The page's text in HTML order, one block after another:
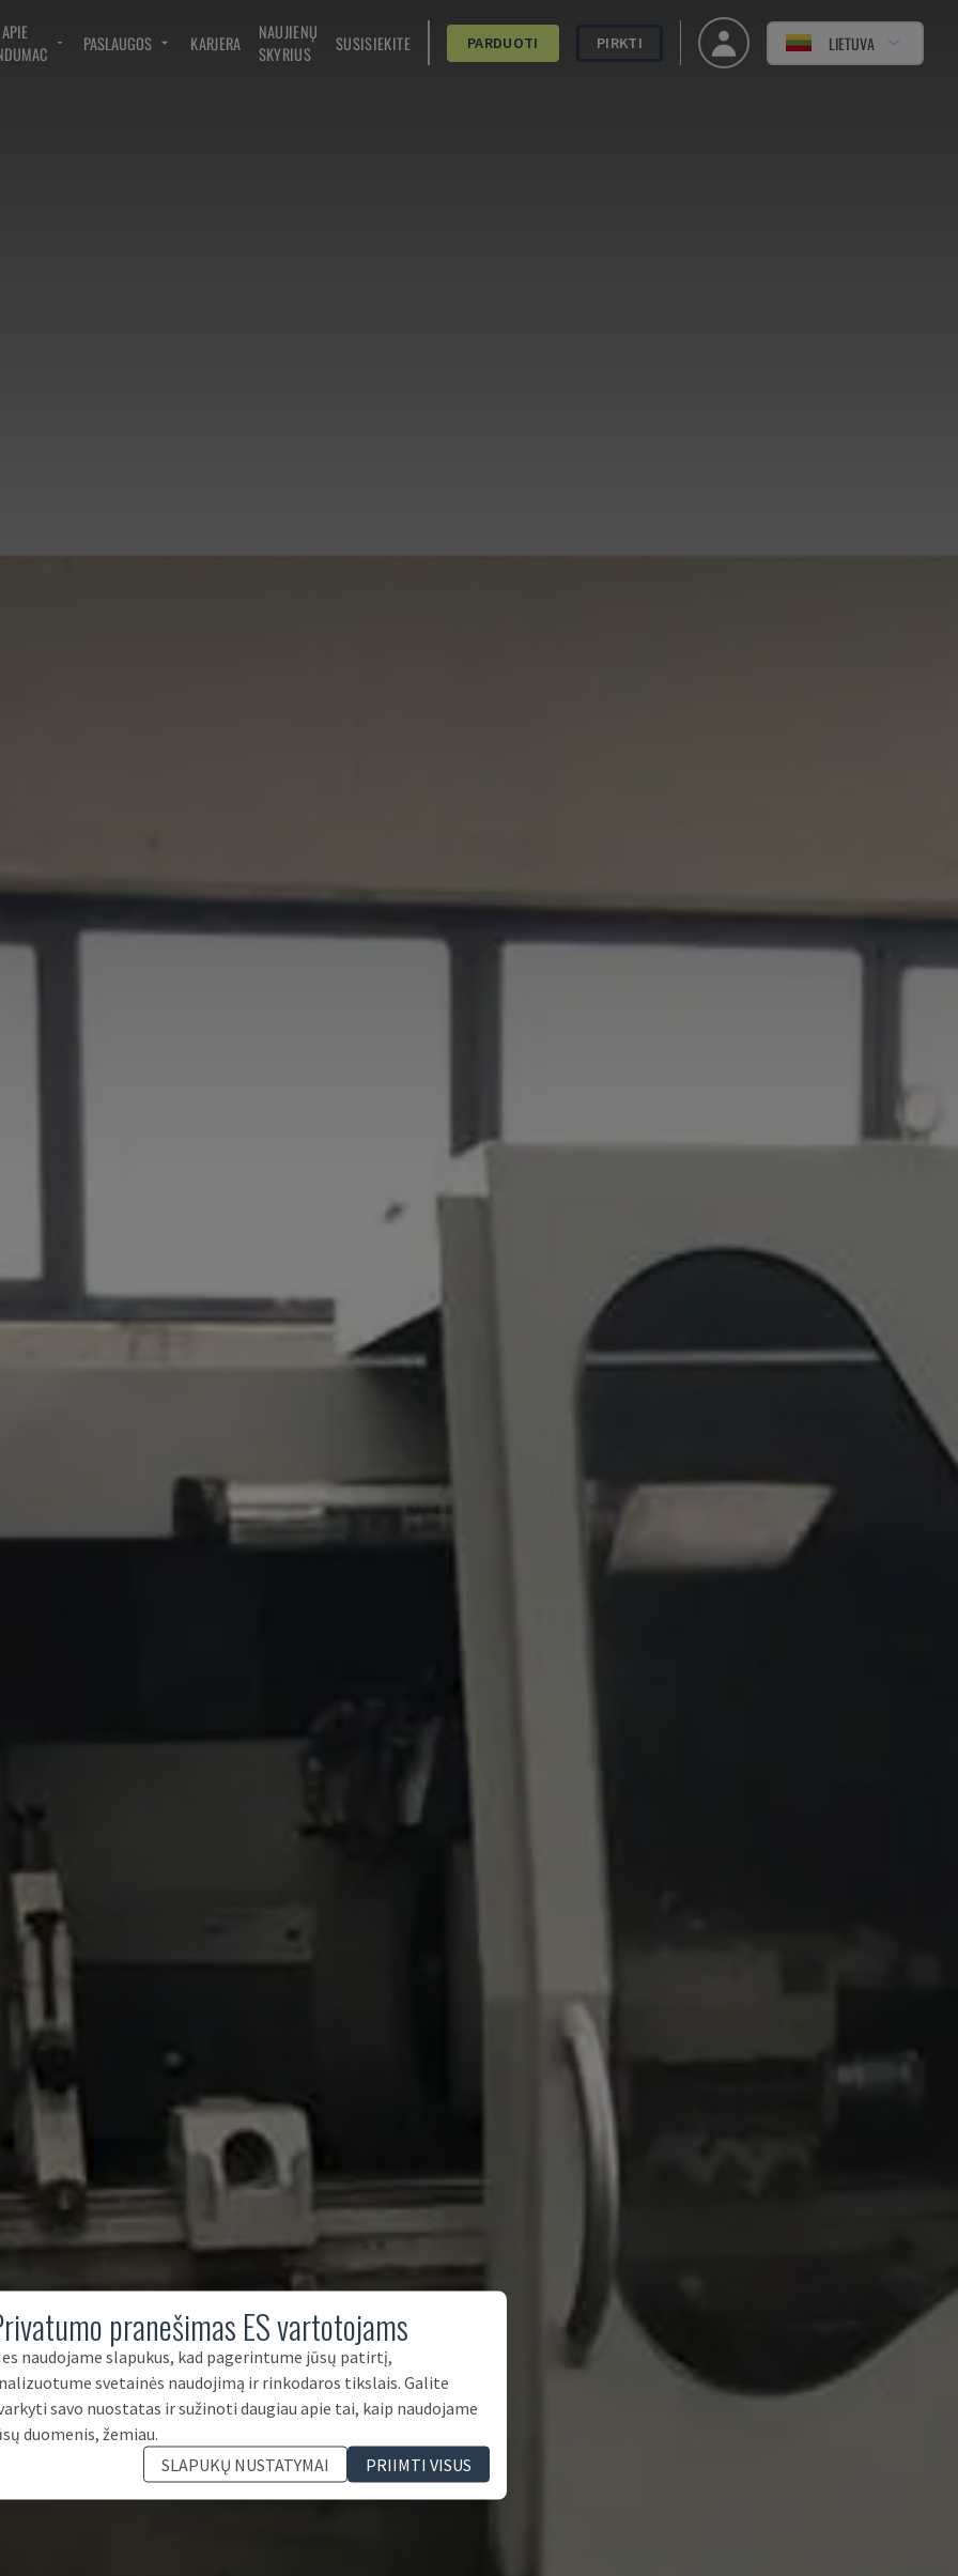
APIE
PASLAUGOS KARJERA
NAUJIENŲ
SKYRIUS
SUSISIEKITE PARDUOTI PIRKTI LIETUVA
pranešimas ES vartotojams
naudojame slapukus, kad pagerintume jūsų patirtį,
svetainės naudojimą ir rinkodaros tikslais. Galite
savo nuostatas ir sužinoti daugiau apie tai, kaip naudojame
duomenis, žemiau.
SLAPUKŲ NUSTATYMAI
PRIIMTI VISUS